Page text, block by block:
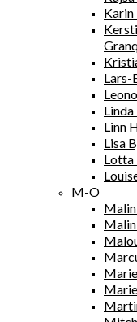
Lars-
Linn
Lisa
Lotta
M-O